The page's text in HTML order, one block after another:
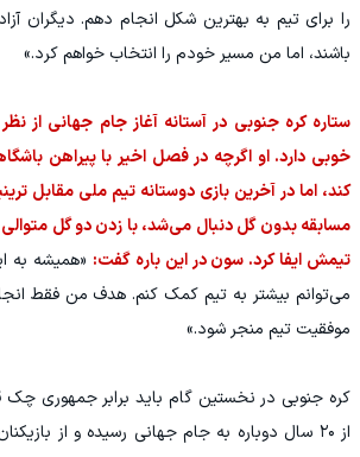
را برای تیم به بهترین شکل انجام دهم. دیگران
باشند، اما من مسیر خودم را انتخاب خواهم کرد.»
ستاره کره جنوبی در آستانه آغاز جام جهانی از
خوبی دارد. او اگرچه در فصل اخیر با پیراهن
کند، اما در آخرین بازی دوستانه تیم ملی مقابل
مسابقه بدون گل دنبال می‌شد، با زدن دو گل
تیمش ایفا کرد. سون در این باره گفت: «همیشه به
می‌توانم بیشتر به تیم کمک کنم. هدف من فقط
موفقیت تیم منجر شود.»
کره جنوبی در نخستین گام باید برابر جمهوری چک
از ۲۰ سال دوباره به جام جهانی رسیده و از